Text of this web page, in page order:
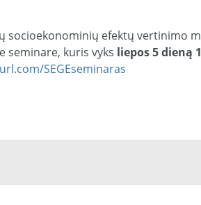
socioekonominių efektų vertinimo
seminare, kuris vyks liepos 5 dieną
SEGEseminaras